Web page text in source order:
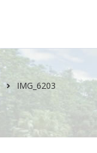
IMG_6203